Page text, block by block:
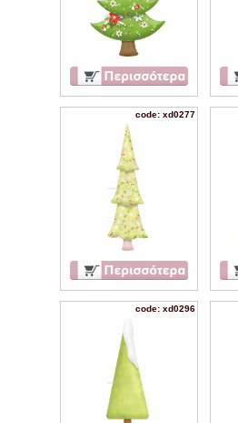
code: xd0277
code: xd0296